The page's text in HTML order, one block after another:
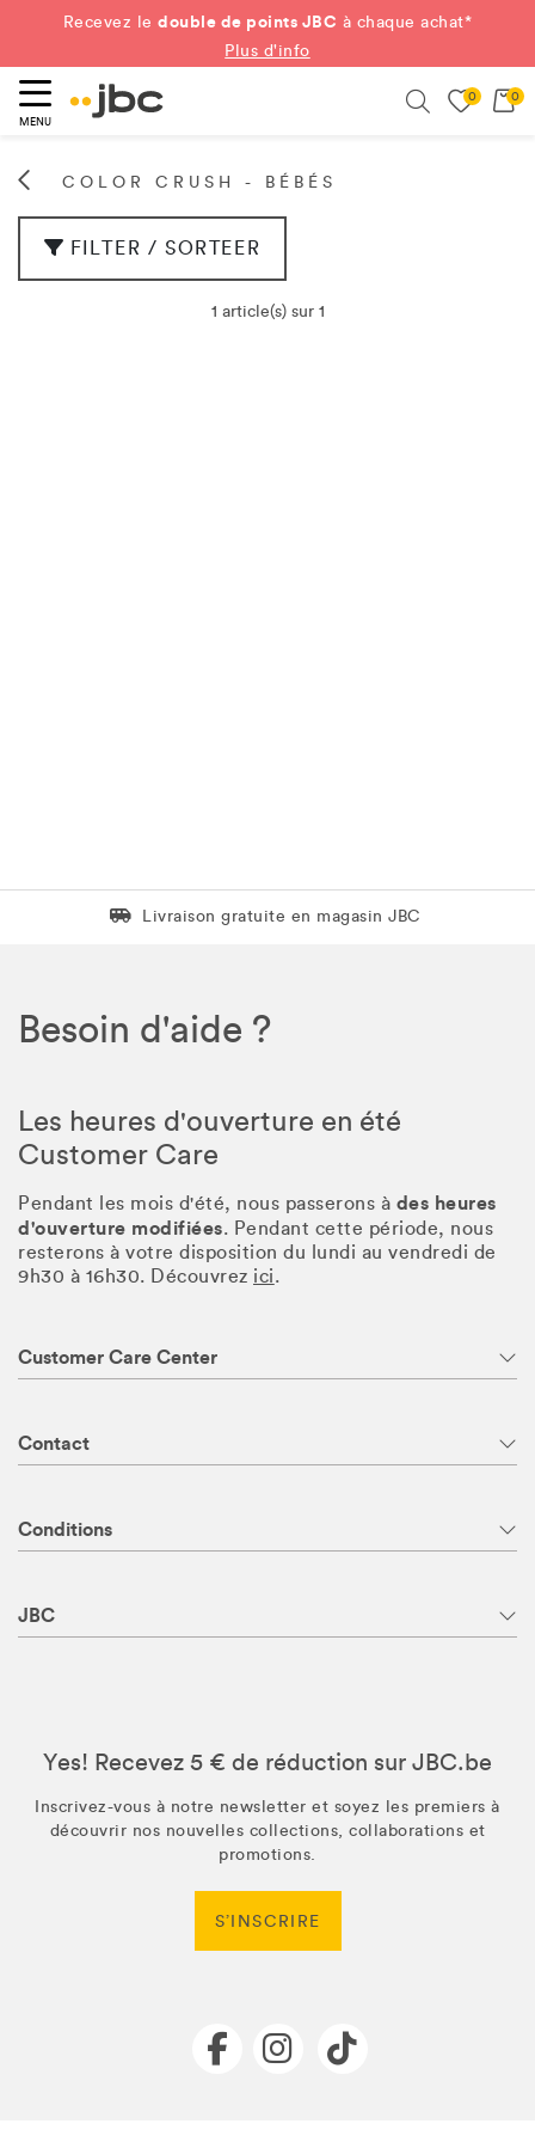
Recevez ledouble de points JBC à chaque achat*
Plus d'info
MENU
0 0
COLOR CRUSH - BÉBÉS
FILTER / SORTEER
1 article(s) sur 1
Livraison gratuite en magasin JBC
Livraison gratuite en magasin JBC
Besoin d'aide ?
Les heures d'ouverture en été
Customer Care
Pendant les mois d'été, nous passerons à des heures
d'ouverture modifiées. Pendant cette période, nous
resterons à votre disposition du lundi au vendredi de
9h30 à 16h30. Découvrez ici.
Customer Care Center
Contact
Conditions
JBC
Yes! Recevez 5 € de réduction sur JBC.be
Inscrivez-vous à notre newsletter et soyez les premiers à
découvrir nos nouvelles collections, collaborations et
promotions.
S’INSCRIRE